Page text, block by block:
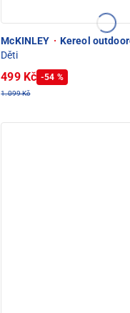
McKINLEY · Kereol
Děti
499 Kč -54 %
1.099 Kč